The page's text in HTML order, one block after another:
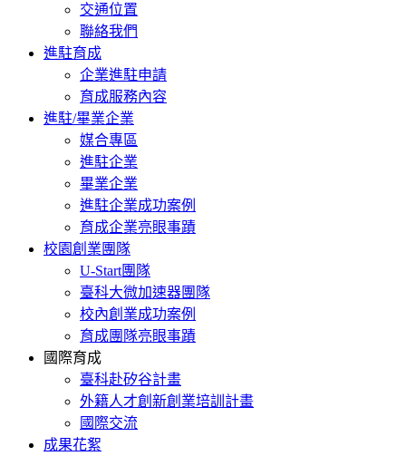
交通位置
聯絡我們
進駐育成
企業進駐申請
育成服務內容
進駐/畢業企業
媒合專區
進駐企業
畢業企業
進駐企業成功案例
育成企業亮眼事蹟
校園創業團隊
U-Start團隊
臺科大微加速器團隊
校內創業成功案例
育成團隊亮眼事蹟
國際育成
臺科赴矽谷計畫
外籍人才創新創業培訓計畫
國際交流
成果花絮